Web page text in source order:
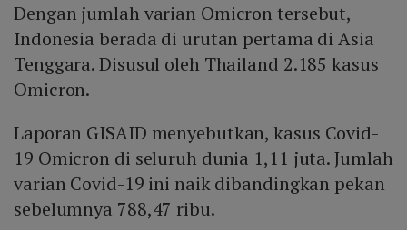
Dengan jumlah varian Omicron tersebut,
Indonesia berada di urutan pertama di Asia
Tenggara. Disusul oleh Thailand 2.185 kasus
Omicron.
Laporan GISAID menyebutkan, kasus Covid-
19 Omicron di seluruh dunia 1,11 juta. Jumlah
varian Covid-19 ini naik dibandingkan pekan
sebelumnya 788,47 ribu.